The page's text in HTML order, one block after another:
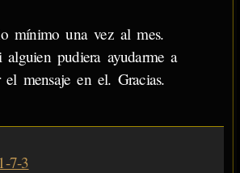
mínimo una vez al mes.
alguien pudiera ayudarme a
mensaje en el. Gracias.
7-3